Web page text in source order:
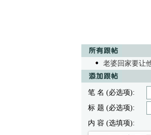
老婆回家要让
笔 名 (必选项):
标 题 (必选项):
内 容 (选填项):